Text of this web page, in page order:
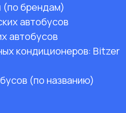
(по брендам)
автобусов
автобусов
кондиционеров: Bitzer
(по названию)